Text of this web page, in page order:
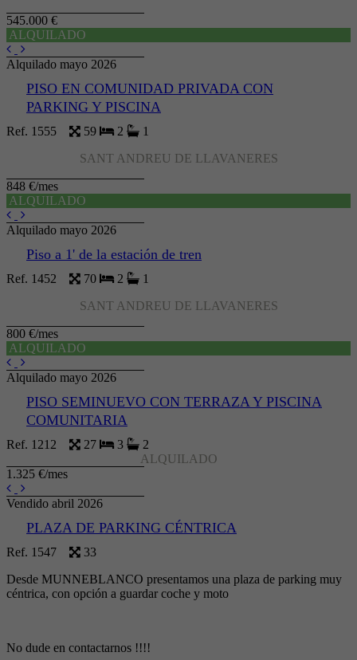
545.000 €
ALQUILADO
Alquilado mayo 2026
PISO EN COMUNIDAD PRIVADA CON
PARKING Y PISCINA
Ref. 1555 59 2 1
SANT ANDREU DE LLAVANERES
848 €/mes
ALQUILADO
Alquilado mayo 2026
Piso a 1' de la estación de tren
Ref. 1452 70 2 1
SANT ANDREU DE LLAVANERES
800 €/mes
ALQUILADO
Alquilado mayo 2026
PISO SEMINUEVO CON TERRAZA Y PISCINA
COMUNITARIA
Ref. 1212 27 3 2
ALQUILADO
1.325 €/mes
Vendido abril 2026
PLAZA DE PARKING CÉNTRICA
Ref. 1547 33
Desde MUNNEBLANCO presentamos una plaza de parking muy
céntrica, con opción a guardar coche y moto
No dude en contactarnos !!!!